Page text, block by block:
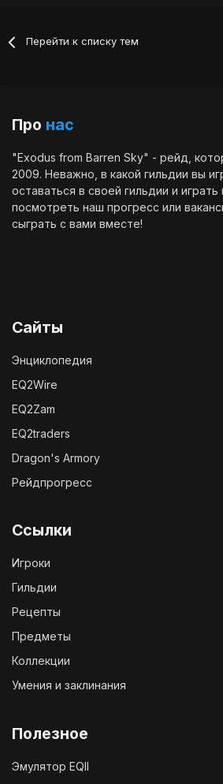
Перейти к списку тем
Про нас
"Exodus from Barren Sky" - рейд,
2009. Неважно, в какой гильдии вы
оставаться в своей гильдии и
посмотреть наш прогресс или
сыграть с вами вместе!
Сайты
Энциклопедия
EQ2Wire
EQ2Zam
EQ2traders
Dragon's Armory
Рейдпрогресс
Ссылки
Игроки
Гильдии
Рецепты
Предметы
Коллекции
Умения и заклинания
Полезное
Эмулятор EQII